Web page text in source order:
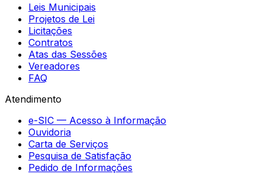
Leis Municipais
Projetos de Lei
Licitações
Contratos
Atas das Sessões
Vereadores
FAQ
Atendimento
e-SIC — Acesso à Informação
Ouvidoria
Carta de Serviços
Pesquisa de Satisfação
Pedido de Informações